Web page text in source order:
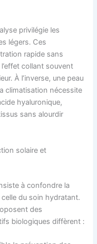
privilégie les
légers. Ces
rapide sans
collant souvent
À l’inverse, une peau
climatisation nécessite
hyaluronique,
sans alourdir
solaire et
à confondre la
du soin hydratant.
des
biologiques diffèrent :